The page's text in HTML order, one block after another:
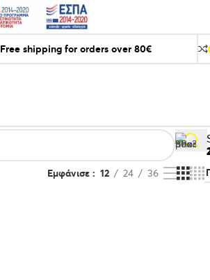
Free shipping for orders over 80€
Εμφάνισε 12 24 36